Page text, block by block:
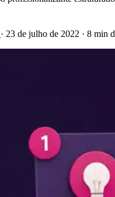
· 23 de julho de 2022 · 8 min